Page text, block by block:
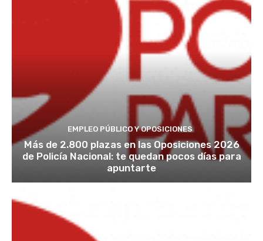
EMPLEO PÚBLICO Y OPOSICIONES
Más de 2.800 plazas en las Oposiciones 2026
de Policía Nacional: te quedan pocos días para
apuntarte